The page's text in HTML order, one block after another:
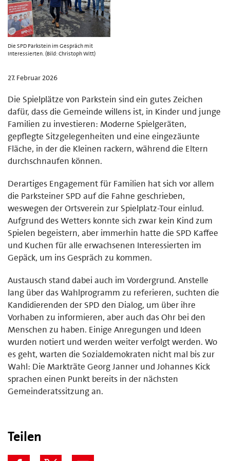
Die SPD Parkstein im Gespräch mit
Interessierten. (Bild: Christoph Witt)
27. Februar 2026
Die Spielplätze von Parkstein sind ein gutes Zeichen
dafür, dass die Gemeinde willens ist, in Kinder und junge
Familien zu investieren: Moderne Spielgeräten,
gepflegte Sitzgelegenheiten und eine eingezäunte
Fläche, in der die Kleinen rackern, während die Eltern
durchschnaufen können.
Derartiges Engagement für Familien hat sich vor allem
die Parksteiner SPD auf die Fahne geschrieben,
weswegen der Ortsverein zur Spielplatz-Tour einlud.
Aufgrund des Wetters konnte sich zwar kein Kind zum
Spielen begeistern, aber immerhin hatte die SPD Kaffee
und Kuchen für alle erwachsenen Interessierten im
Gepäck, um ins Gespräch zu kommen.
Austausch stand dabei auch im Vordergrund. Anstelle
lang über das Wahlprogramm zu referieren, suchten die
Kandidierenden der SPD den Dialog, um über ihre
Vorhaben zu informieren, aber auch das Ohr bei den
Menschen zu haben. Einige Anregungen und Ideen
wurden notiert und werden weiter verfolgt werden. Wo
es geht, warten die Sozialdemokraten nicht mal bis zur
Wahl: Die Markträte Georg Janner und Johannes Kick
sprachen einen Punkt bereits in der nächsten
Gemeinderatssitzung an.
Teilen